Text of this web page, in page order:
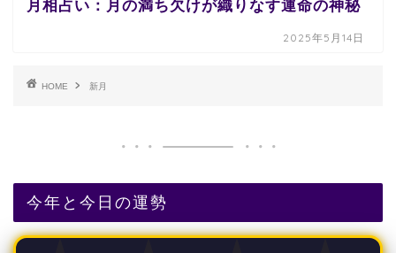
月相占い：月の満ち欠けが織りなす運命の神秘
2025年5月14日
HOME 新月
今年と今日の運勢